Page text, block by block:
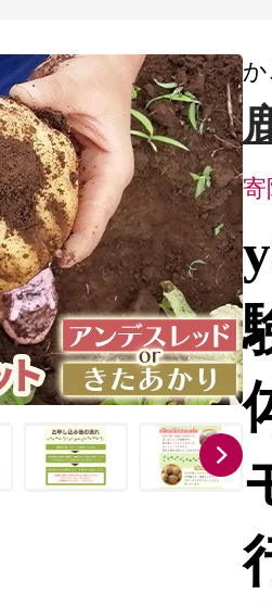
寄